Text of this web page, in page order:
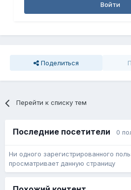
Войти
Поделиться
Перейти к списку тем
Последние посетители 0
Ни одного зарегистрированного
просматривает данную страницу